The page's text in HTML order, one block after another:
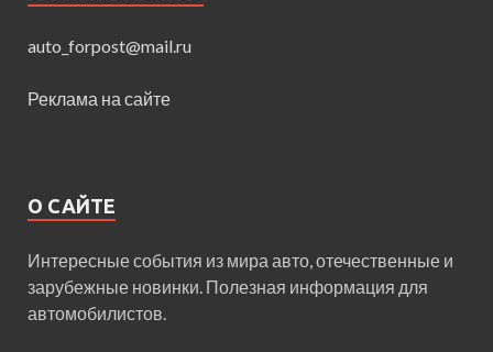
auto_forpost@mail.ru
Реклама на сайте
О САЙТЕ
Интересные события из мира авто, отечественные и
зарубежные новинки. Полезная информация для
автомобилистов.